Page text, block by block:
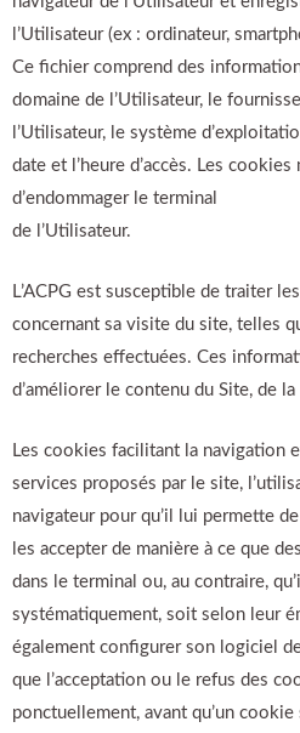
l’Utilisateur (ex : ordinateur,
Ce fichier comprend des
domaine de l’Utilisateur, le
l’Utilisateur, le système
date et l’heure d’accès. Les
d’endommager le terminal
de l’Utilisateur.
L’ACPG est susceptible de traiter
concernant sa visite du site, telles
recherches effectuées. Ces
d’améliorer le contenu du Site, de
Les cookies facilitant la navigation
services proposés par le site,
navigateur pour qu’il lui permette
les accepter de manière à ce que
dans le terminal ou, au contraire,
systématiquement, soit selon leur
également configurer son logiciel
que l’acceptation ou le refus des
ponctuellement, avant qu’un